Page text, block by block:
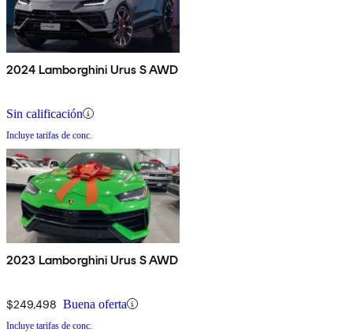
2024 Lamborghini Urus S AWD
Sin calificación
Incluye tarifas de conc.
2023 Lamborghini Urus S AWD
$249,498 Buena oferta
Incluye tarifas de conc.